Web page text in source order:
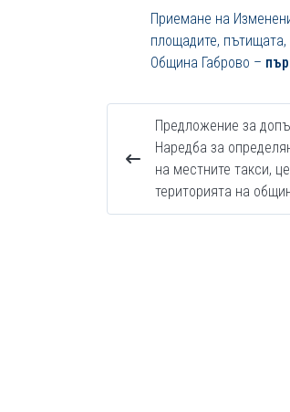
Приемане на
площадите, пътищата,
Община Габрово –
Предложение за
Наредба за
на местните такси,
територията на